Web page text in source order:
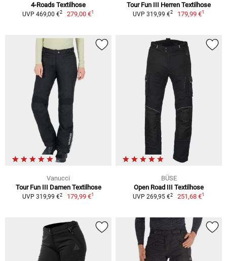
4-Roads Textilhose
UVP 469,00 €2 279,00 €1
Tour Fun III Herren Textilhose
UVP 319,99 €2 179,99 €1
Vanucci
Tour Fun III Damen Textilhose
UVP 319,99 €2 179,99 €1
BÜSE
Open Road III Textilhose
UVP 269,95 €2 251,68 €1